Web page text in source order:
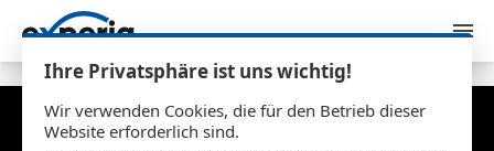
Zum Inhalt springen
Ihre Privatsphäre ist uns wichtig!
Wir verwenden Cookies, die für den Betrieb dieser
Website erforderlich sind.